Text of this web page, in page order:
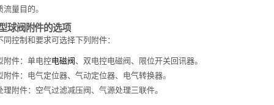
流量目的。
球阀附件的选项
同控制和要求可选择下列附件：
附件：单电控电磁阀 、双电控电磁阀、限位开关回讯器。
附件：电气定位器、气动定位器、电气转换器。
理附件：空气过滤减压阀、气源处理三联件。